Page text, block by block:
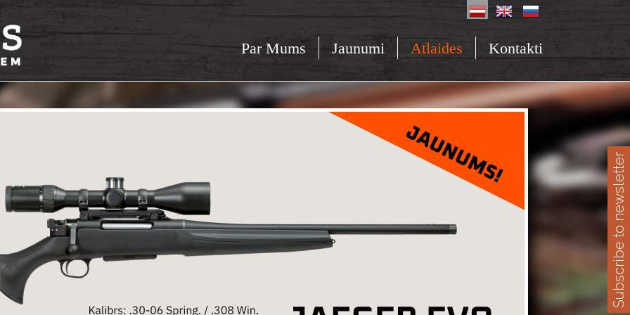
Par Mums Jaunumi Atlaides Kontakti
Subscribe to newsletter